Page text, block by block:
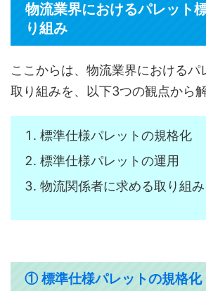
物流業界におけるパレット
り組み
ここからは、物流業界におけるパ
取り組みを、以下3つの観点から
標準仕様パレットの規格化
標準仕様パレットの運用
物流関係者に求める取り組み
① 標準仕様パレットの規格化